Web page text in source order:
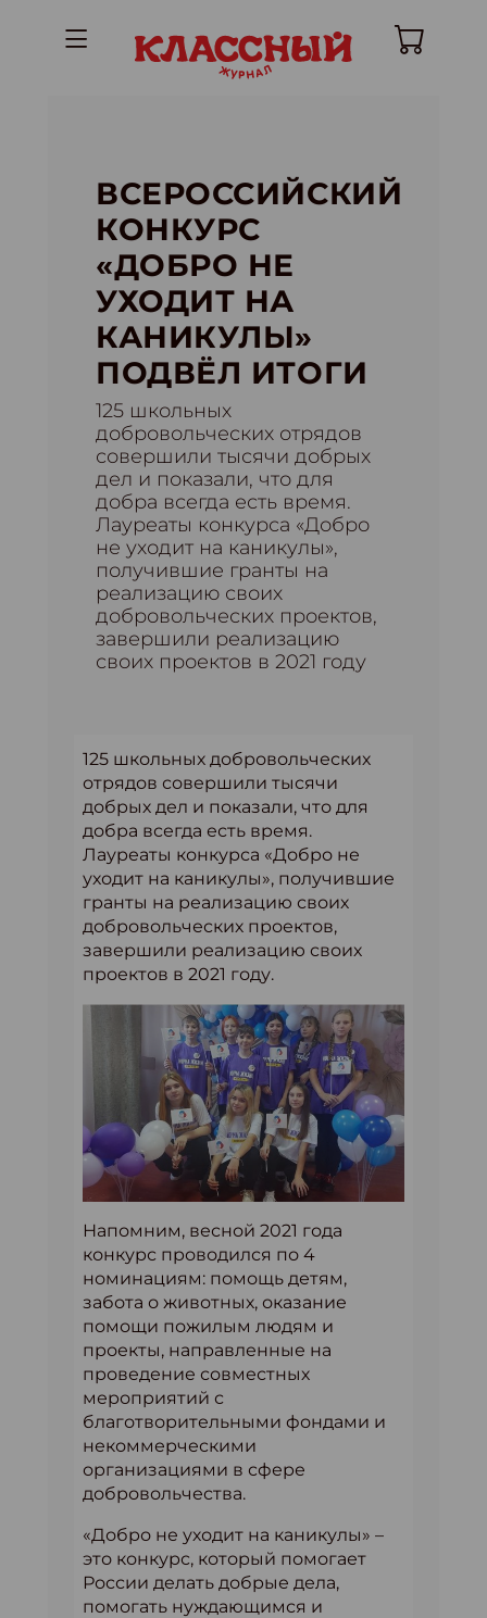
ВСЕРОССИЙСКИЙ
КОНКУРС
«ДОБРО НЕ
УХОДИТ НА
КАНИКУЛЫ»
ПОДВЁЛ ИТОГИ
125 школьных
добровольческих отрядов
совершили тысячи добрых
дел и показали, что для
добра всегда есть время.
Лауреаты конкурса «Добро
не уходит на каникулы»,
получившие гранты на
реализацию своих
добровольческих проектов,
завершили реализацию
своих проектов в 2021 году
125 школьных добровольческих
отрядов совершили тысячи
добрых дел и показали, что для
добра всегда есть время.
Лауреаты конкурса «Добро не
уходит на каникулы», получившие
гранты на реализацию своих
добровольческих проектов,
завершили реализацию своих
проектов в 2021 году.
Напомним, весной 2021 года
конкурс проводился по 4
номинациям: помощь детям,
забота о животных, оказание
помощи пожилым людям и
проекты, направленные на
проведение совместных
мероприятий с
благотворительными фондами и
некоммерческими
организациями в сфере
добровольчества.
«Добро не уходит на каникулы» –
это конкурс, который помогает
России делать добрые дела,
помогать нуждающимся и